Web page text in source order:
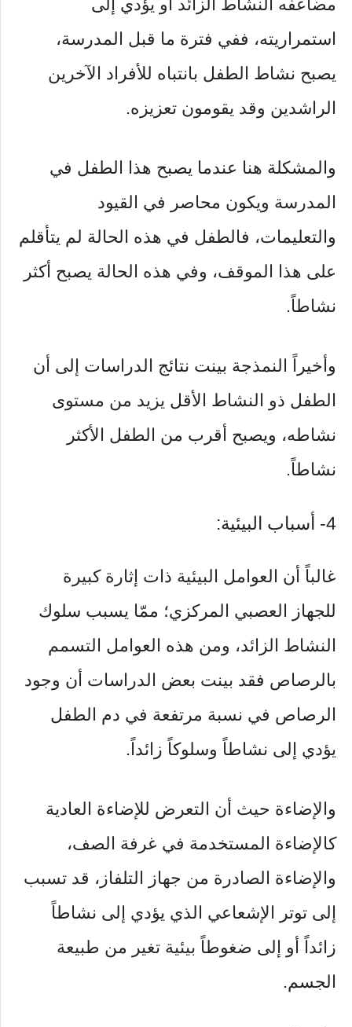
مضاعفه النشاط الزائد أو يؤدي إلى
استمراريته، ففي فترة ما قبل المدرسة،
يصبح نشاط الطفل بانتباه للأفراد الآخرين
الراشدين وقد يقومون تعزيزه.
والمشكلة هنا عندما يصبح هذا الطفل في
المدرسة ويكون محاصر في القيود
والتعليمات، فالطفل في هذه الحالة لم يتأقلم
على هذا الموقف، وفي هذه الحالة يصبح أكثر
نشاطاً.
وأخيراً النمذجة بينت نتائج الدراسات إلى أن
الطفل ذو النشاط الأقل يزيد من مستوى
نشاطه، ويصبح أقرب من الطفل الأكثر
نشاطاً.
4- أسباب البيئية:
غالباً أن العوامل البيئية ذات إثارة كبيرة
للجهاز العصبي المركزي؛ ممّا يسبب سلوك
النشاط الزائد، ومن هذه العوامل التسمم
بالرصاص فقد بينت بعض الدراسات أن وجود
الرصاص في نسبة مرتفعة في دم الطفل
يؤدي إلى نشاطاً وسلوكاً زائداً.
والإضاءة حيث أن التعرض للإضاءة العادية
كالإضاءة المستخدمة في غرفة الصف،
والإضاءة الصادرة من جهاز التلفاز، قد تسبب
إلى توتر الإشعاعي الذي يؤدي إلى نشاطاً
زائداً أو إلى ضغوطاً بيئية تغير من طبيعة
الجسم.